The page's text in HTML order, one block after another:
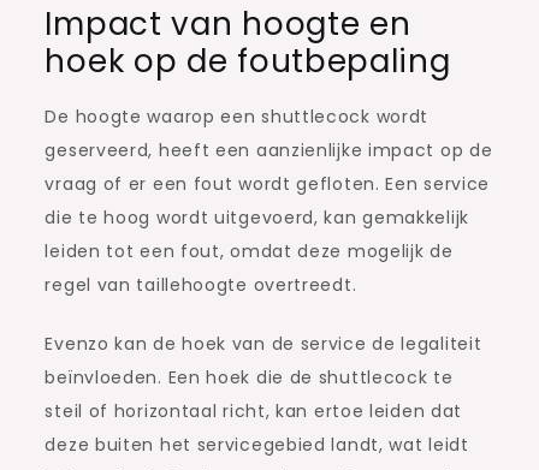
Impact van hoogte en
hoek op de foutbepaling
De hoogte waarop een shuttlecock wordt
geserveerd, heeft een aanzienlijke impact op de
vraag of er een fout wordt gefloten. Een service
die te hoog wordt uitgevoerd, kan gemakkelijk
leiden tot een fout, omdat deze mogelijk de
regel van taillehoogte overtreedt.
Evenzo kan de hoek van de service de legaliteit
beïnvloeden. Een hoek die de shuttlecock te
steil of horizontaal richt, kan ertoe leiden dat
deze buiten het servicegebied landt, wat leidt